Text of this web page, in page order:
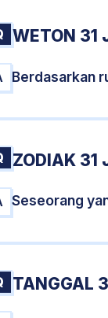
WETON 31
Berdasarkan
ZODIAK 31
Seseorang
TANGGAL